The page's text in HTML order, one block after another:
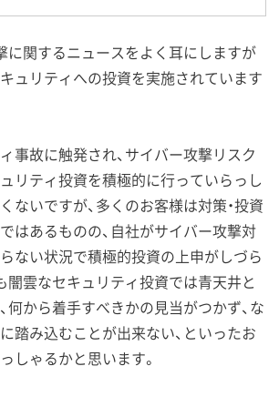
に関するニュースをよく耳にしますが
ュリティへの投資を実施されています
事故に触発され、サイバー攻撃リスク
リティ投資を積極的に行っていらっし
ないですが、多くのお客様は対策・投資
はあるものの、自社がサイバー攻撃対
ない状況で積極的投資の上申がしづら
闇雲なセキュリティ投資では青天井と
何から着手すべきかの見当がつかず、な
踏み込むことが出来ない、といったお
しゃるかと思います。